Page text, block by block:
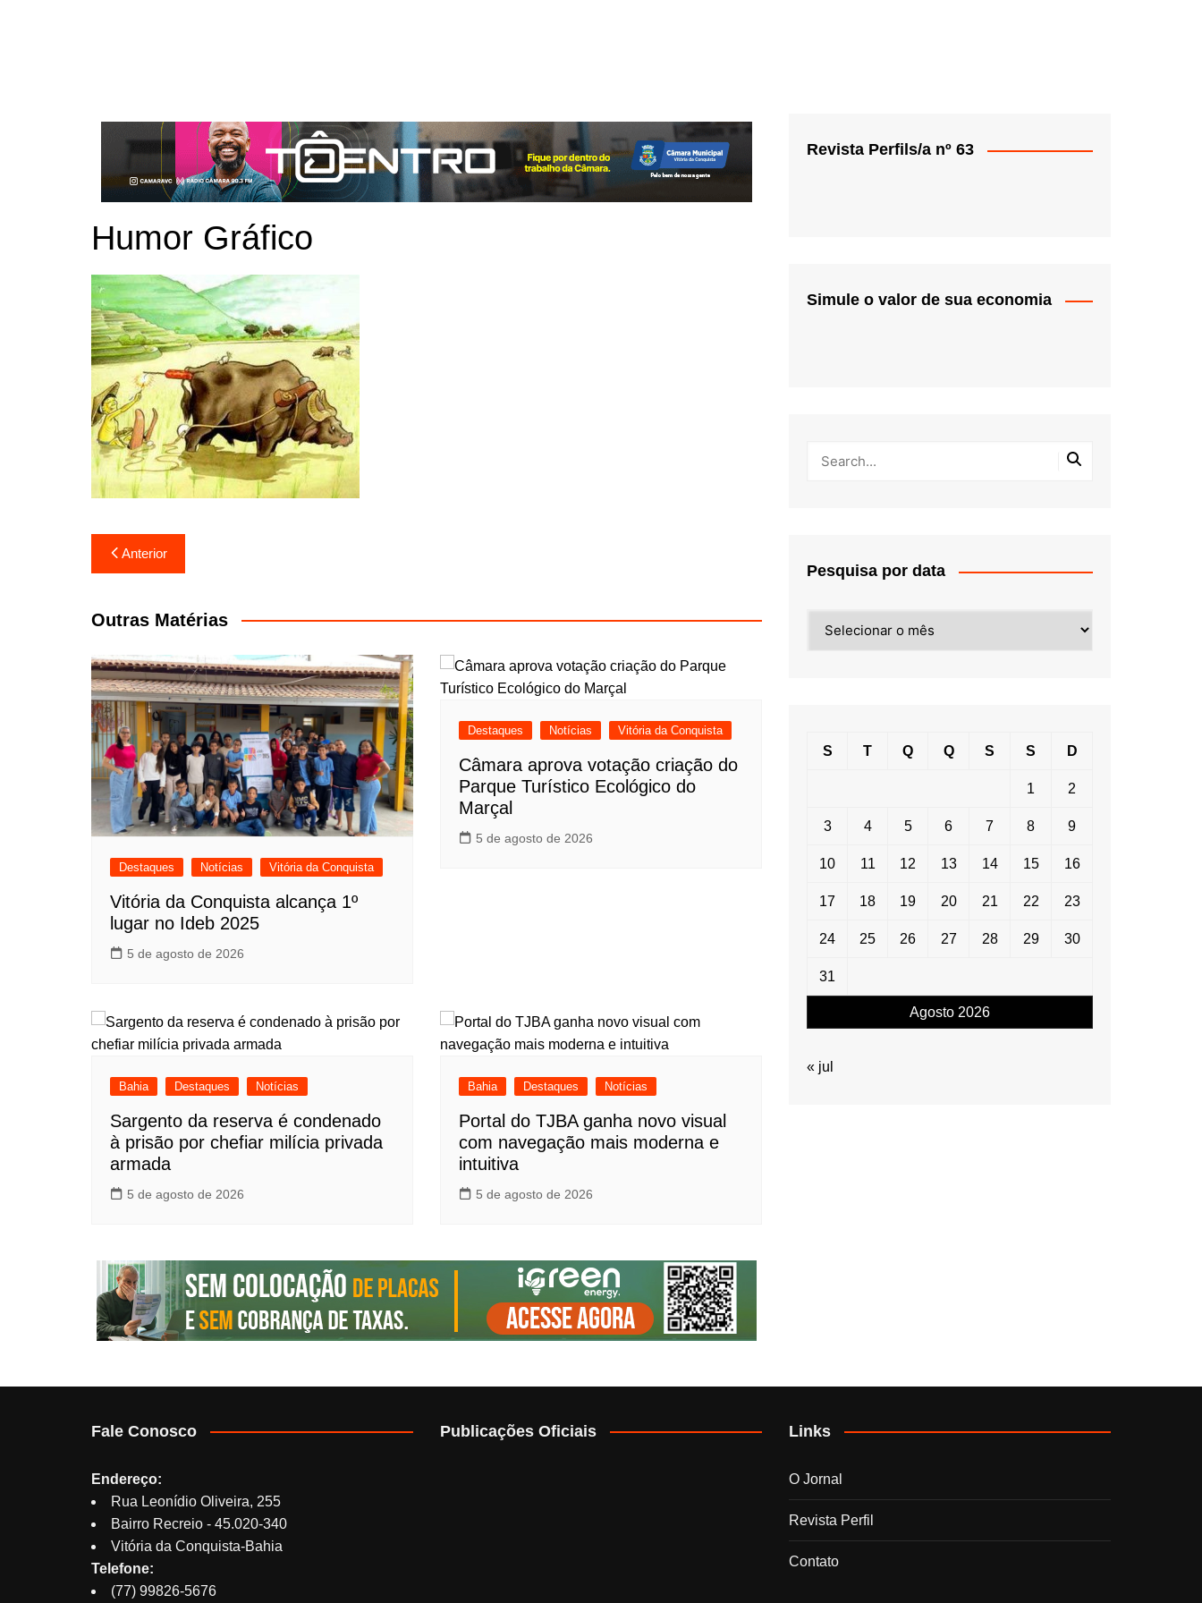
Humor Gráfico
Navegação
de
Post
Anterior
Outras Matérias
Destaques Notícias Vitória da Conquista
Vitória da Conquista alcança 1º
lugar no Ideb 2025
5 de agosto de 2026
Destaques Notícias Vitória da Conquista
Câmara aprova votação criação do
Parque Turístico Ecológico do
Marçal
5 de agosto de 2026
Bahia Destaques Notícias
Sargento da reserva é condenado
à prisão por chefiar milícia privada
armada
5 de agosto de 2026
Bahia Destaques Notícias
Portal do TJBA ganha novo visual
com navegação mais moderna e
intuitiva
5 de agosto de 2026
Revista Perfils/a nº 63
Simule o valor de sua economia
Pesquisa por data
por
Agosto 2026
S T Q Q S S D
1 2
3 4 5 6 7 8 9
10 11 12 13 14 15 16
17 18 19 20 21 22 23
24 25 26 27 28 29 30
31
« jul
Fale Conosco
Endereço:
Rua Leonídio Oliveira, 255
Bairro Recreio - 45.020-340
Vitória da Conquista-Bahia
Telefone:
(77) 99826-5676
Publicações Oficiais Links
O Jornal
Revista Perfil
Contato